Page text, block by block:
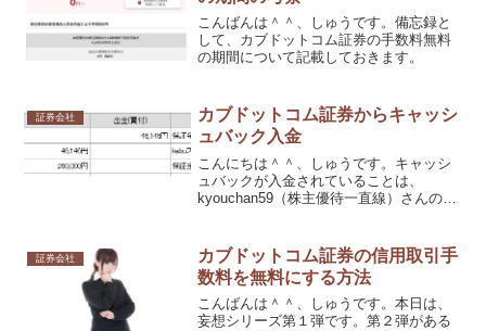
こんばんは＾＾、しゅうです。備忘録と
して、カブドットコム証券の手数料無料
の期間について記載しておきます。
証券会社
カブドットコム証券からキャッシ
ュバック入金
こんにちは＾＾、しゅうです。キャッシ
ュバックが入金されていることは、
kyouchan59（株主優待一直線）さんのブ
金
証券会社
カブドットコム証券の信用取引手
数料を無料にする方法
こんばんは＾＾、しゅうです。本日は、
妄想シリーズ第１弾です。第２弾がある